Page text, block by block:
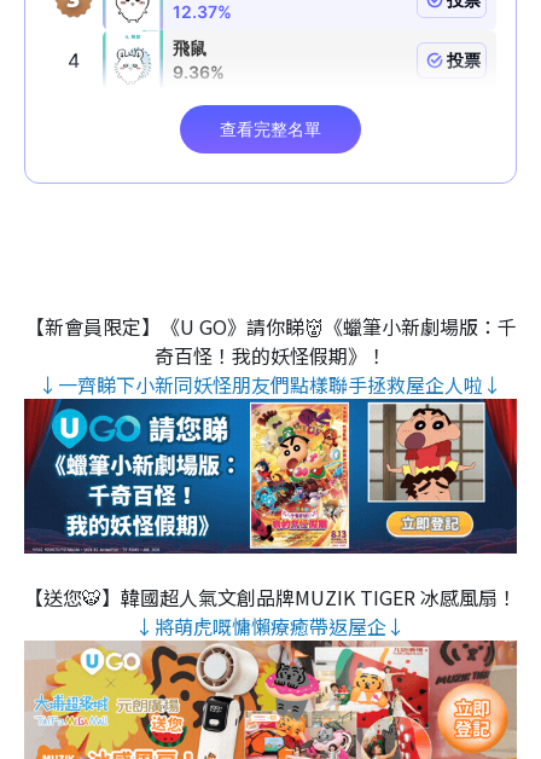
【新會員限定】《U GO》請你睇👹《蠟筆小新劇場版：千
奇百怪！我的妖怪假期》！
↓一齊睇下小新同妖怪朋友們點樣聯手拯救屋企人啦↓
【送您🐯】韓國超人氣文創品牌MUZIK TIGER 冰感風扇！
↓將萌虎嘅慵懶療癒帶返屋企↓